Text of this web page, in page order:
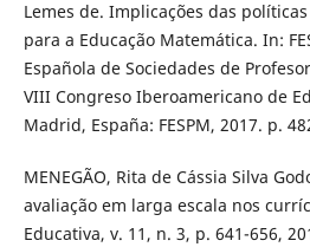
Lemes de. Implicações das
para a Educação Matemática. In:
Española de Sociedades de
VIII Congreso Iberoamericano de
Madrid, España: FESPM, 2017. p.
MENEGÃO, Rita de Cássia Silva
avaliação em larga escala nos
Educativa, v. 11, n. 3, p. 641-656,